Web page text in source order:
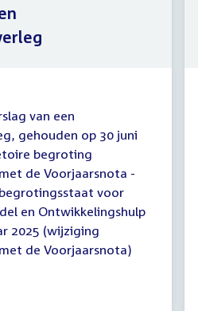
van een
gehouden op 30 juni
begroting
de Voorjaarsnota -
voor
en Ontwikkelingshulp
2025 (wijziging
de Voorjaarsnota)